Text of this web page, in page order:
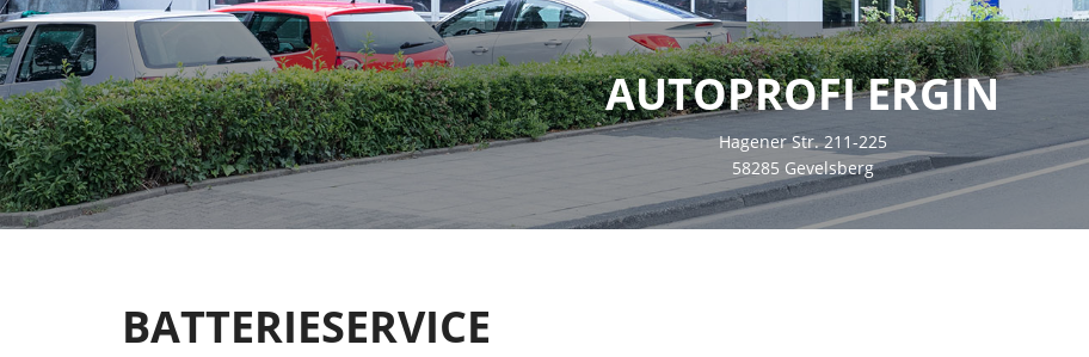
AUTOPROFI ERGIN
Hagener Str. 211-225
58285 Gevelsberg
BATTERIESERVICE